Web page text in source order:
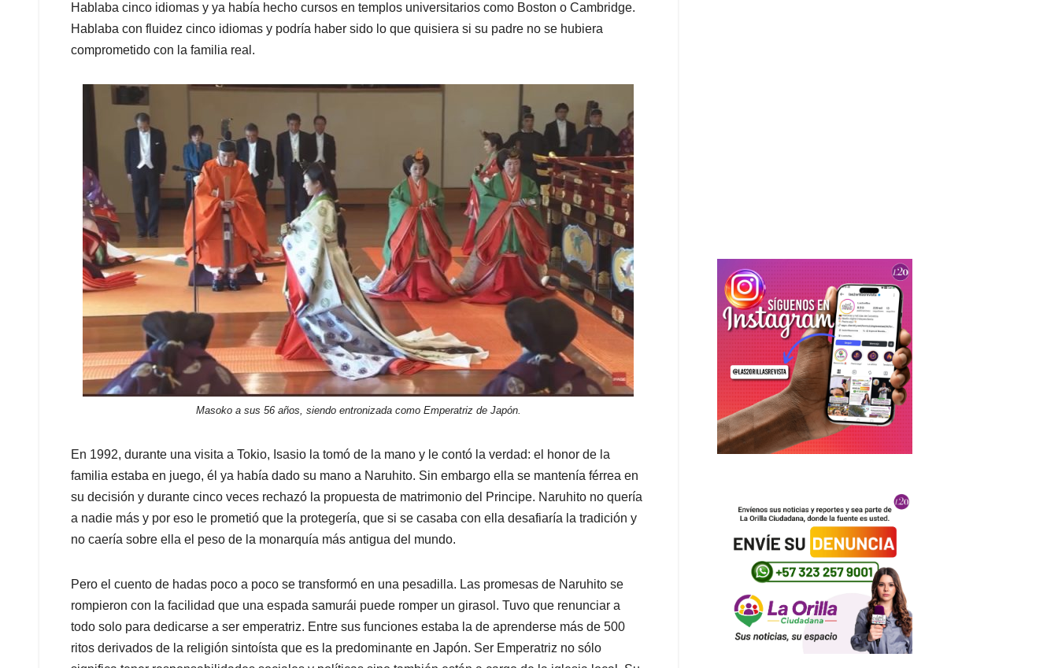
Hablaba cinco idiomas y ya había hecho cursos en templos universitarios como Boston o Cambridge.
Hablaba con fluidez cinco idiomas y podría haber sido lo que quisiera si su padre no se hubiera
comprometido con la familia real.
Masoko a sus 56 años, siendo entronizada como Emperatriz de Japón.
En 1992, durante una visita a Tokio, Isasio la tomó de la mano y le contó la verdad: el honor de la
familia estaba en juego, él ya había dado su mano a Naruhito. Sin embargo ella se mantenía férrea en
su decisión y durante cinco veces rechazó la propuesta de matrimonio del Principe. Naruhito no quería
a nadie más y por eso le prometió que la protegería, que si se casaba con ella desafiaría la tradición y
no caería sobre ella el peso de la monarquía más antigua del mundo.
Pero el cuento de hadas poco a poco se transformó en una pesadilla. Las promesas de Naruhito se
rompieron con la facilidad que una espada samurái puede romper un girasol. Tuvo que renunciar a
todo solo para dedicarse a ser emperatriz. Entre sus funciones estaba la de aprenderse más de 500
ritos derivados de la religión sintoísta que es la predominante en Japón. Ser Emperatriz no sólo